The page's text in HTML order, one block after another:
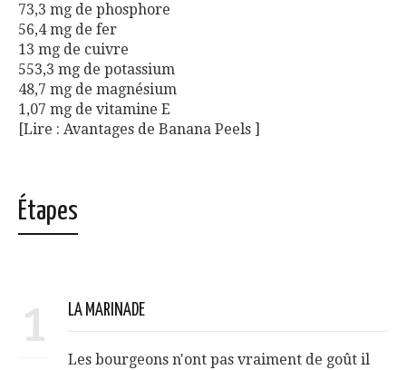
73,3 mg de phosphore
56,4 mg de fer
13 mg de cuivre
553,3 mg de potassium
48,7 mg de magnésium
1,07 mg de vitamine E
[Lire : Avantages de Banana Peels ]
Étapes
1 LA MARINADE
Les bourgeons n'ont pas vraiment de goût il